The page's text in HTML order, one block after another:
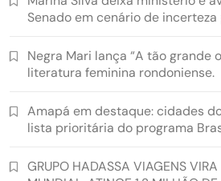
Senado em cenário de
Negra Mari lança “A tão grande
literatura feminina rondoniense.
Amapá em destaque: cidades
lista prioritária do programa
GRUPO HADASSA VIAGENS VIRA